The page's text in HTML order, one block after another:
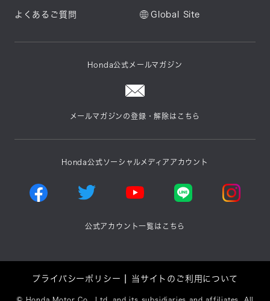
よくあるご質問 Global Site
Honda公式メールマガジン
メールマガジンの登録・解除はこちら
Honda公式ソーシャルメディアアカウント
公式アカウント一覧はこちら
プライバシーポリシー 当サイトのご利用について
Honda Motor Co., Ltd. and its subsidiaries and affiliates. All